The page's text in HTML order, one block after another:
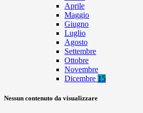
Aprile
Maggio
Giugno
Luglio
Agosto
Settembre
Ottobre
Novembre
Dicembre 15
Nessun contenuto da visualizzare